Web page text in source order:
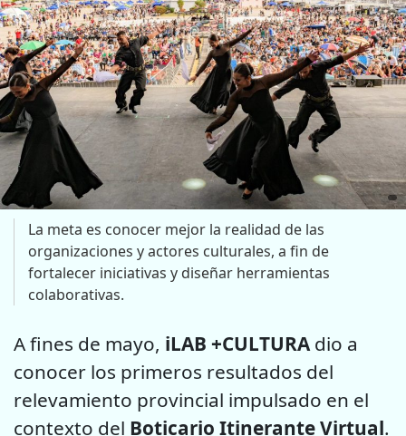
La meta es conocer mejor la realidad de las
organizaciones y actores culturales, a fin de
fortalecer iniciativas y diseñar herramientas
colaborativas.
A fines de mayo, iLAB +CULTURAdio a
conocer los primeros resultados del
relevamiento provincial impulsado en el
contexto del Boticario Itinerante Virtual.